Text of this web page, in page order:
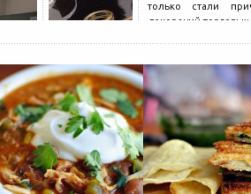
только стали
декораций торговых...